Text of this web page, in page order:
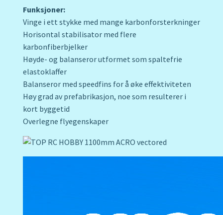
Funksjoner:
Vinge i ett stykke med mange karbonforsterkninger
Horisontal stabilisator med flere
karbonfiberbjelker
Høyde- og balanseror utformet som spaltefrie
elastoklaffer
Balanseror med speedfins for å øke effektiviteten
Høy grad av prefabrikasjon, noe som resulterer i
kort byggetid
Overlegne flyegenskaper